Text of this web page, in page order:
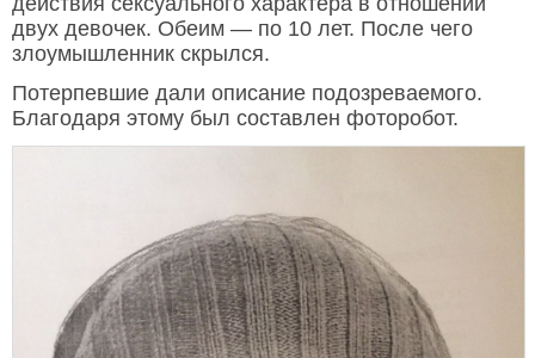
двух девочек. Обеим — по 10 лет. После чего
злоумышленник скрылся.
Потерпевшие дали описание подозреваемого.
Благодаря этому был составлен фоторобот.